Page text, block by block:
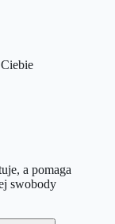
a pomaga
swobody